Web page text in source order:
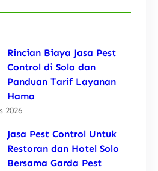
Rincian Biaya Jasa Pest
Control di Solo dan
Panduan Tarif Layanan
Hama
2026
Jasa Pest Control Untuk
Restoran dan Hotel Solo
Bersama Garda Pest